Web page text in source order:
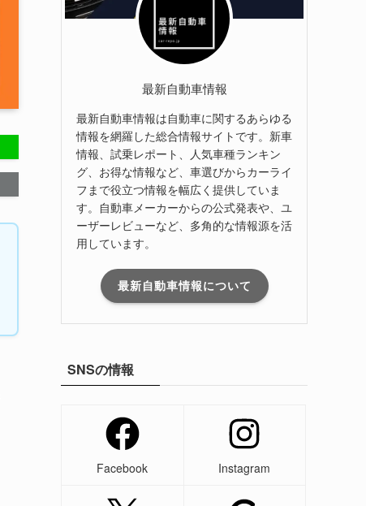
最新自動車情報
最新自動車情報は自動車に関するあらゆる
情報を網羅した総合情報サイトです。新車
情報、試乗レポート、人気車種ランキン
グ、お得な情報など、車選びからカーライ
フまで役立つ情報を幅広く提供していま
す。自動車メーカーからの公式発表や、ユ
ーザーレビューなど、多角的な情報源を活
用しています。
最新自動車情報について
SNSの情報
Facebook Instagram